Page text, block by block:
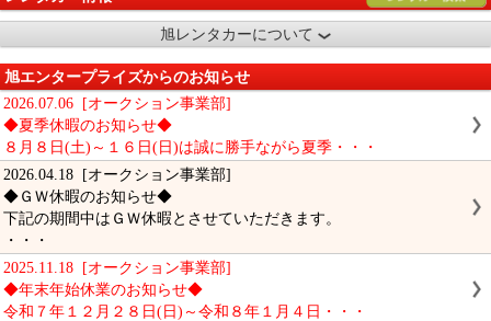
旭レンタカーについて
旭エンタープライズからのお知らせ
2026.07.06 [オークション事業部]
◆夏季休暇のお知らせ◆
８月８日(土)～１６日(日)は誠に勝手ながら夏季・・・
2026.04.18 [オークション事業部]
◆ＧＷ休暇のお知らせ◆
下記の期間中はＧＷ休暇とさせていただきます。
・・・
2025.11.18 [オークション事業部]
◆年末年始休業のお知らせ◆
令和７年１２月２８日(日)～令和８年１月４日・・・